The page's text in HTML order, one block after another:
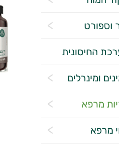
וספורט
החיסונית
ומינרלים
מרפא
מרפא